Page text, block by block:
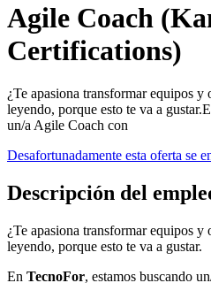
Agile Coach
Certifications)
¿Te apasiona transformar equipos y
leyendo, porque esto te va a
un/a Agile Coach con
Desafortunadamente esta oferta se
Descripción del
¿Te apasiona transformar equipos y
leyendo, porque esto te va a gustar.
En TecnoFor, estamos buscando